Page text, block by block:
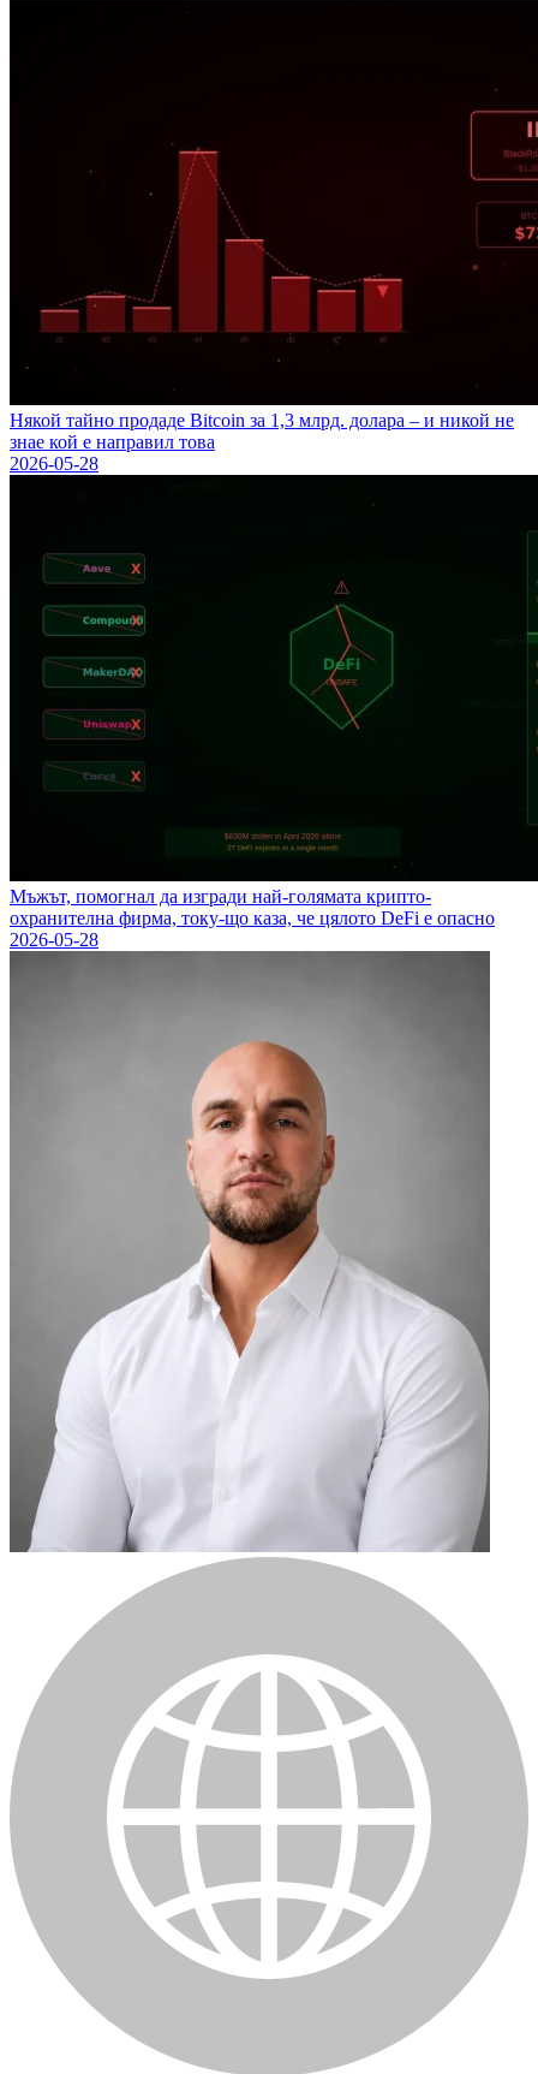
Някой тайно продаде Bitcoin за 1,3 млрд. долара – и никой не
знае кой е направил това
2026-05-28
Мъжът, помогнал да изгради най-голямата крипто-
охранителна фирма, току-що каза, че цялото DeFi е опасно
2026-05-28